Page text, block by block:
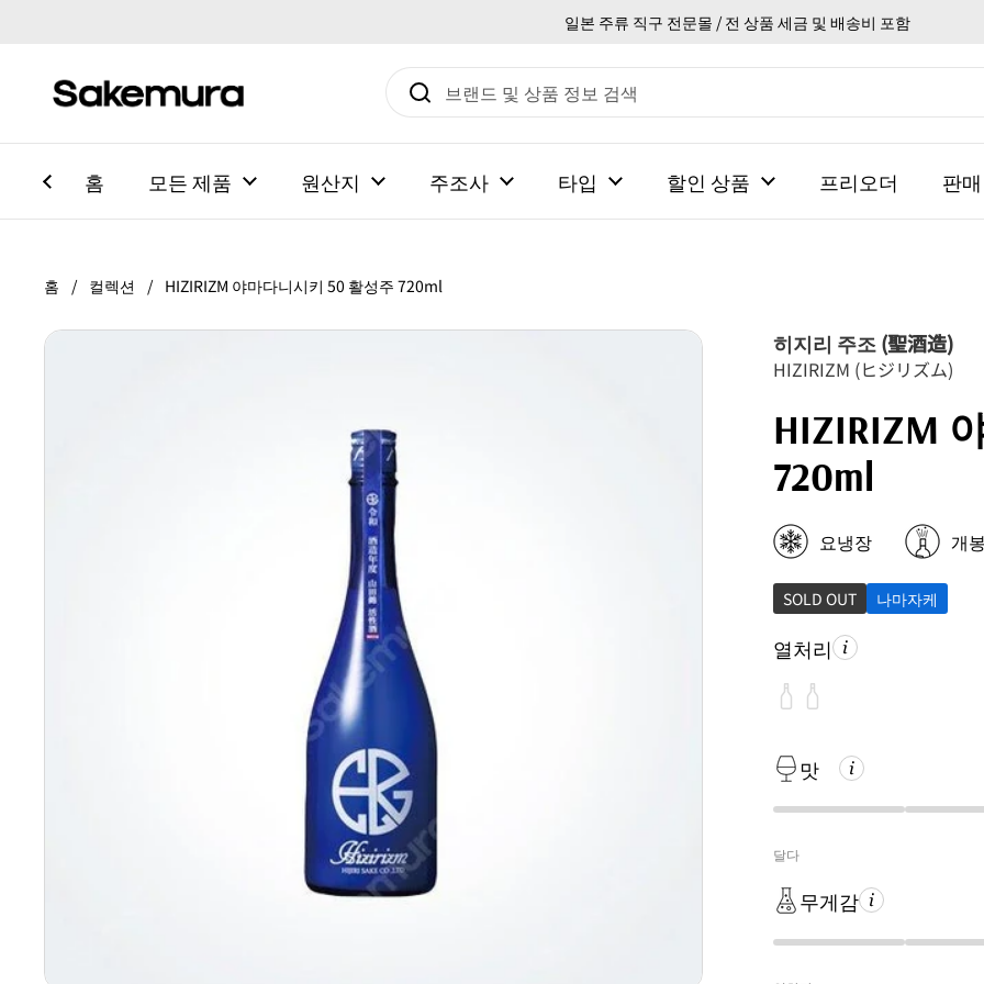
일본 주류 직구 전문몰 / 전 상품 세금 및 배송비 포함
홈 모든 제품 원산지 주조사 타입 할인 상품 프리오더 판
홈 / 컬렉션 / HIZIRIZM 야마다니시키 50 활성주 720ml
히지리 주조 (聖酒造)
HIZIRIZM (ヒジリズム)
HIZIRIZM
720ml
요냉장 개
SOLD OUT 나마자케
열처리
맛
달다
무게감